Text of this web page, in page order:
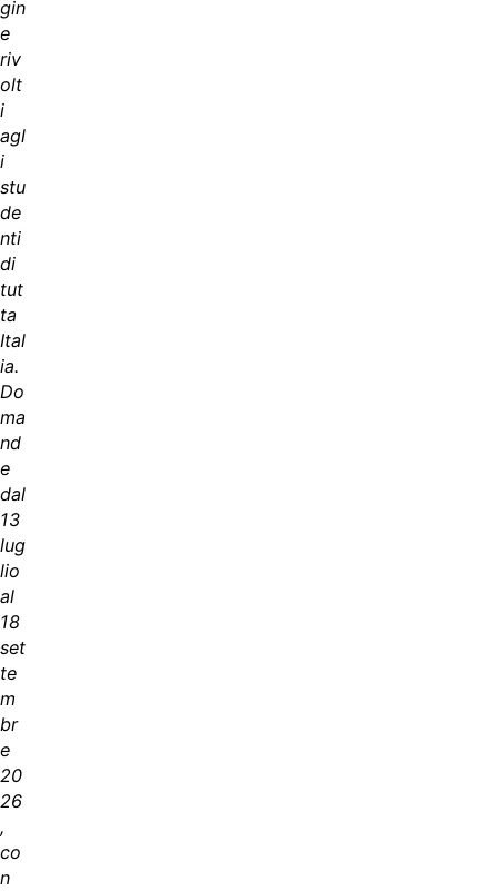
gin
e
riv
olt
i
agl
i
stu
de
nti
di
tut
ta
Ital
ia.
Do
ma
nd
e
dal
13
lug
lio
al
18
set
te
m
br
e
20
26
,
co
n